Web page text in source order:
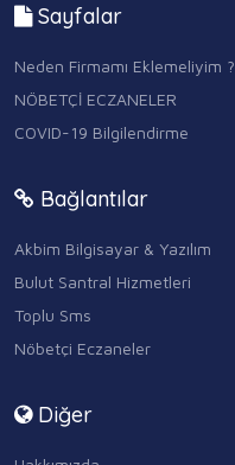
Sayfalar
Neden Firmamı Eklemeliyim ?
NÖBETÇİ ECZANELER
COVID-19 Bilgilendirme
Bağlantılar
Akbim Bilgisayar & Yazılım
Bulut Santral Hizmetleri
Toplu Sms
Nöbetçi Eczaneler
Diğer